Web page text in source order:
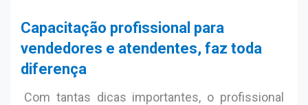
Capacitação profissional para
vendedores e atendentes, faz toda
diferença
Com tantas dicas importantes, o profissional